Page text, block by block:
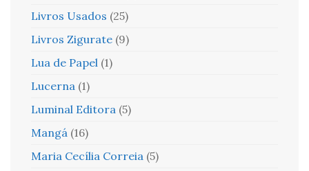
Livros Usados (25)
Livros Zigurate (9)
Lua de Papel (1)
Lucerna (1)
Luminal Editora (5)
Mangá (16)
Maria Cecília Correia (5)